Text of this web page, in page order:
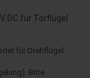
DC für Torflügel
für Drehflügel
Bitte